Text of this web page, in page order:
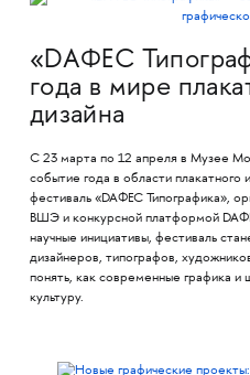
«DAФЕС
года в мире
дизайна
С 23 марта по 12 апреля в Музее
событие года в области плакатного
фестиваль «DAФЕС Типографика»,
ВШЭ и конкурсной платформой
научные инициативы, фестиваль
дизайнеров, типографов,
понять, как современные графика
культуру.